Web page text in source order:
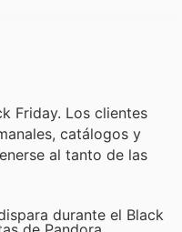
Friday. Los clientes
catálogos y
al tanto de las
durante el Black